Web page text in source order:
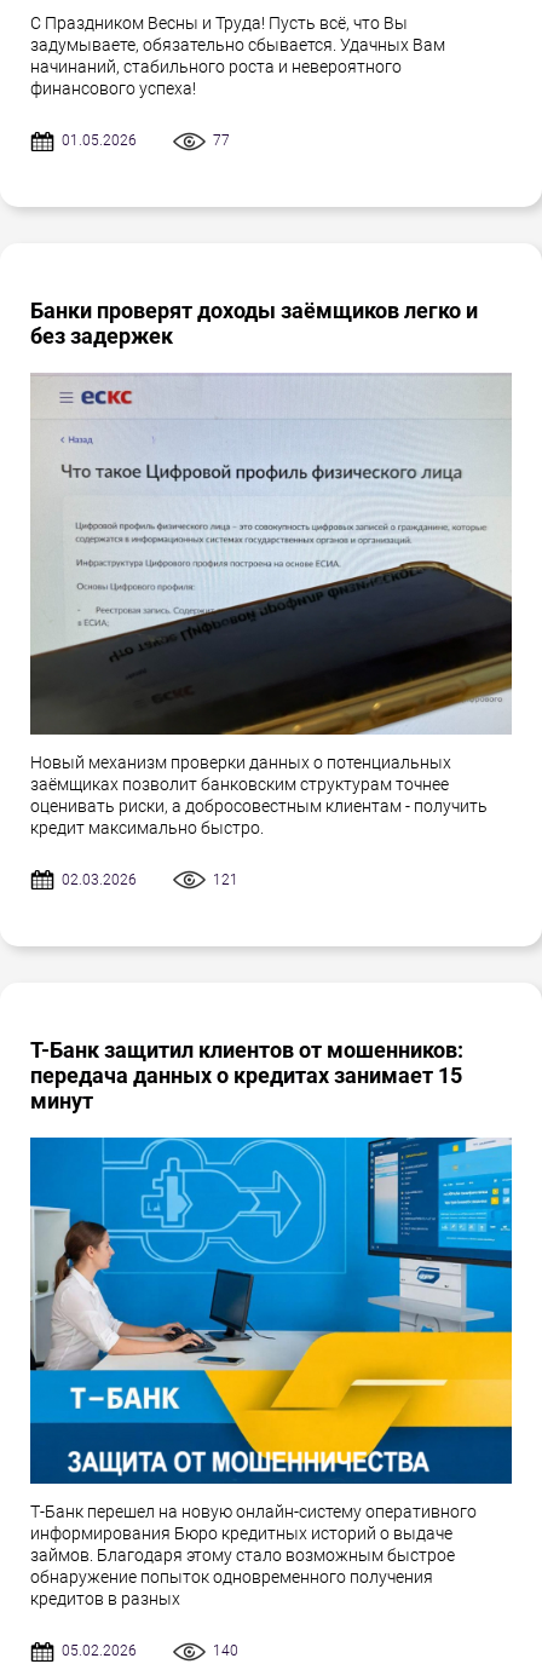
С Праздником Весны и Труда! Пусть всё, что Вы
задумываете, обязательно сбывается. Удачных Вам
начинаний, стабильного роста и невероятного
финансового успеха!
01.05.2026 77
Банки проверят доходы заёмщиков легко и
без задержек
Новый механизм проверки данных о потенциальных
заёмщиках позволит банковским структурам точнее
оценивать риски, а добросовестным клиентам - получить
кредит максимально быстро.
02.03.2026 121
Т-Банк защитил клиентов от мошенников:
передача данных о кредитах занимает 15
минут
Т-Банк перешел на новую онлайн-систему оперативного
информирования Бюро кредитных историй о выдаче
займов. Благодаря этому стало возможным быстрое
обнаружение попыток одновременного получения
кредитов в разных
05.02.2026 140